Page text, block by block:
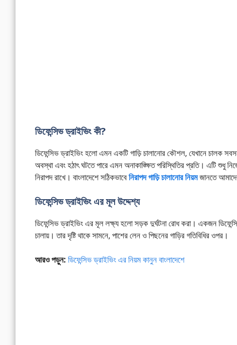
ডিফেন্সিভ ড্রাইভিং কী?
ডিফেন্সিভ ড্রাইভিং হলো এমন একটি গাড়ি চালানোর কৌশল, যেখানে চালক
অবস্থা এবং হঠাৎ ঘটতে পারে এমন অনাকাঙ্ক্ষিত পরিস্থিতির প্রতি। এটি শুধু
নিরাপদ রাখে। বাংলাদেশে সঠিকভাবেনিরাপদ গাড়ি চালানোর নিয়মজানতে
ডিফেন্সিভ ড্রাইভিং এর মূল উদ্দেশ্য
ডিফেন্সিভ ড্রাইভিং এর মূল লক্ষ্য হলো সড়ক দুর্ঘটনা রোধ করা। একজন
চালায়। তার দৃষ্টি থাকে সামনে, পাশের লেন ও পিছনের গাড়ির গতিবিধির ওপর।
আরও পড়ুন: ডিফেন্সিভ ড্রাইভিং এর নিয়ম কানুন বাংলাদেশে